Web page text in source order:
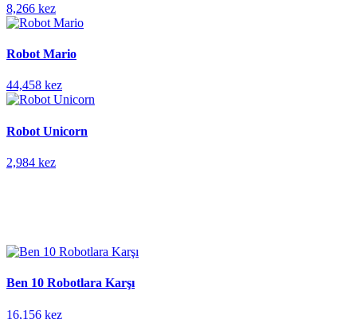
8,266 kez
Robot Mario
44,458 kez
Robot Unicorn
2,984 kez
Ben 10 Robotlara Karşı
16,156 kez